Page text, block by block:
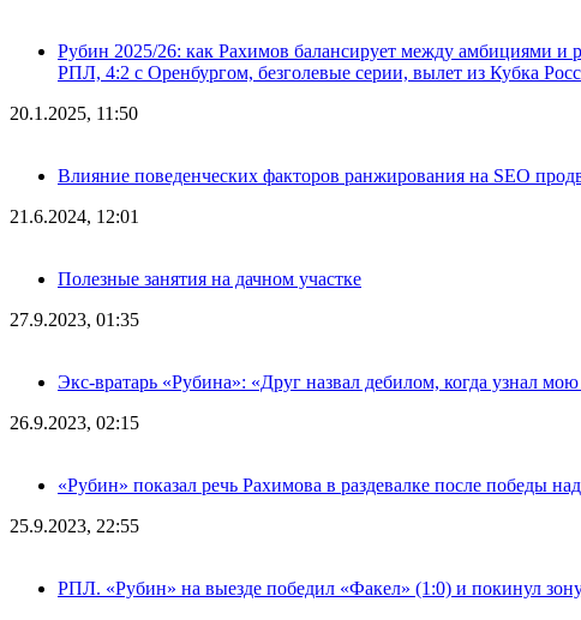
Рубин 2025/26: как Рахимов балансирует между амбициями и
РПЛ, 4:2 с Оренбургом, безголевые серии, вылет из Кубка
20.1.2025, 11:50
Влияние поведенческих факторов ранжирования на SEO
21.6.2024, 12:01
Полезные занятия на дачном участке
27.9.2023, 01:35
Экс-вратарь «Рубина»: «Друг назвал дебилом, когда узнал
26.9.2023, 02:15
«Рубин» показал речь Рахимова в раздевалке после победы
25.9.2023, 22:55
РПЛ. «Рубин» на выезде победил «Факел» (1:0) и покинул